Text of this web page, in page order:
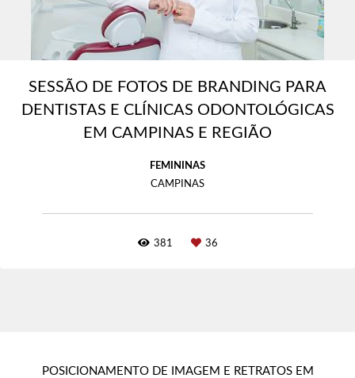
SESSÃO DE FOTOS DE BRANDING PARA
DENTISTAS E CLÍNICAS ODONTOLÓGICAS
EM CAMPINAS E REGIÃO
FEMININAS
CAMPINAS
381 36
POSICIONAMENTO DE IMAGEM E RETRATOS EM